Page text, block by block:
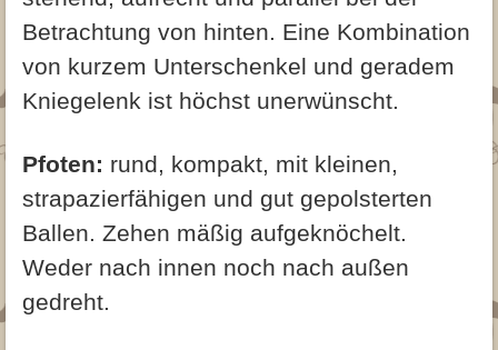
Betrachtung von hinten. Eine Kombination
von kurzem Unterschenkel und geradem
Kniegelenk ist höchst unerwünscht.
Pfoten: rund, kompakt, mit kleinen,
strapazierfähigen und gut gepolsterten
Ballen. Zehen mäßig aufgeknöchelt.
Weder nach innen noch nach außen
gedreht.